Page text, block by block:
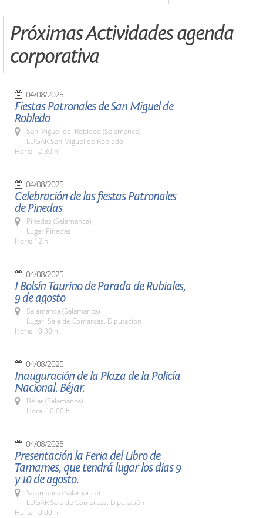
Próximas Actividades agenda
corporativa
04/08/2025
Fiestas Patronales de San Miguel de
Robledo
San Miguel del Robledo (Salamanca)
LUGAR San Miguel de Robledo
Hora: 12:30 h.
04/08/2025
Celebración de las fiestas Patronales
de Pinedas
Pinedas (Salamanca)
Lugar Pinedas
Hora: 12 h.
04/08/2025
I Bolsín Taurino de Parada de Rubiales,
9 de agosto
Salamanca (Salamanca)
Lugar: Sala de Comarcas. Diputación
Hora: 10:30 h.
04/08/2025
Inauguración de la Plaza de la Policía
Nacional. Béjar.
Béjar (Salamanca)
Hora: 10:00 h.
04/08/2025
Presentación la Feria del Libro de
Tamames, que tendrá lugar los días 9
y 10 de agosto.
Salamanca (Salamanca)
LUGAR Sala de Comarcas. Diputación
Hora: 10:00 h.